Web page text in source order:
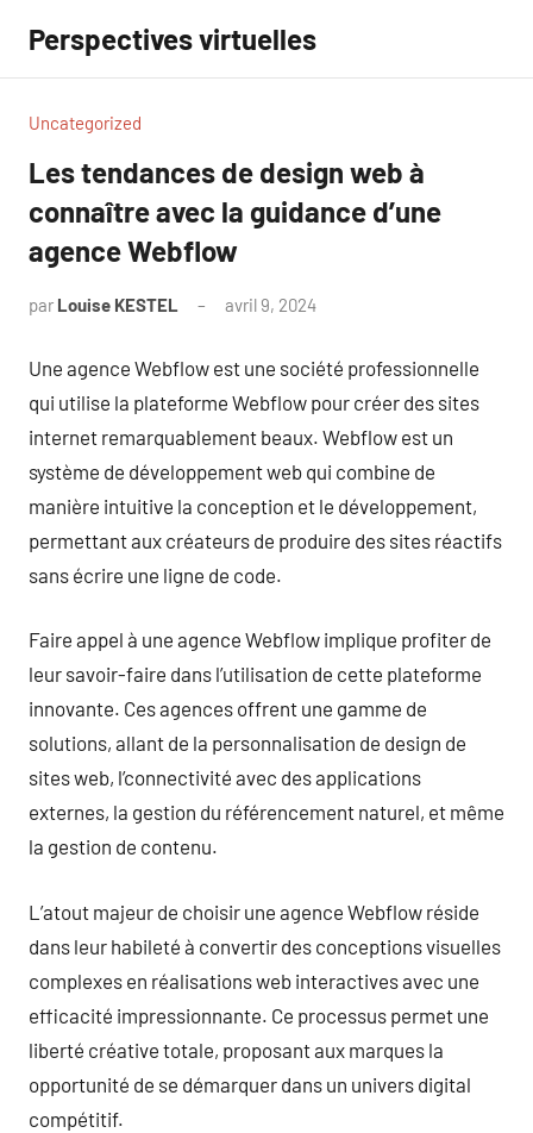
contenu
Perspectives virtuelles
Uncategorized
Les tendances de design web à
connaître avec la guidance d’une
agence Webflow
par Louise KESTEL avril 9, 2024
Une agence Webflow est une société professionnelle
qui utilise la plateforme Webflow pour créer des sites
internet remarquablement beaux. Webflow est un
système de développement web qui combine de
manière intuitive la conception et le développement,
permettant aux créateurs de produire des sites réactifs
sans écrire une ligne de code.
Faire appel à une agence Webflow implique profiter de
leur savoir-faire dans l’utilisation de cette plateforme
innovante. Ces agences offrent une gamme de
solutions, allant de la personnalisation de design de
sites web, l’connectivité avec des applications
externes, la gestion du référencement naturel, et même
la gestion de contenu.
L’atout majeur de choisir une agence Webflow réside
dans leur habileté à convertir des conceptions visuelles
complexes en réalisations web interactives avec une
efficacité impressionnante. Ce processus permet une
liberté créative totale, proposant aux marques la
opportunité de se démarquer dans un univers digital
compétitif.